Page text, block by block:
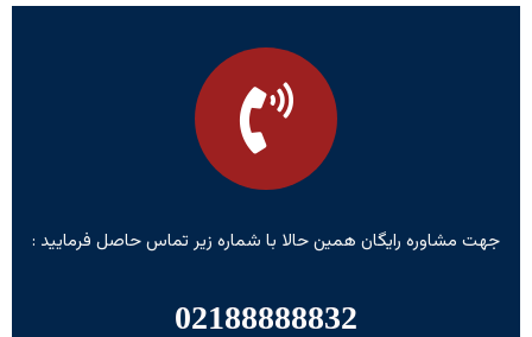
جهت مشاوره رایگان همین حالا با شماره زیر تماس حاصل فرمایید :
02188888832